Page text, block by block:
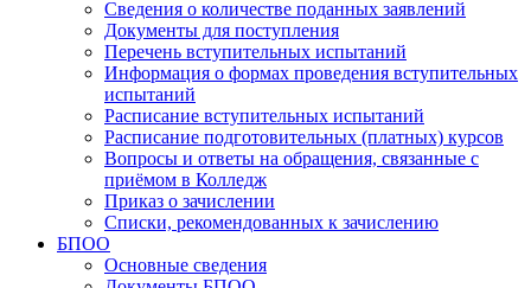
Сведения о количестве поданных заявлений
Документы для поступления
Перечень вступительных испытаний
Информация о формах проведения вступительных
испытаний
Расписание вступительных испытаний
Расписание подготовительных (платных) курсов
Вопросы и ответы на обращения, связанные с
приёмом в Колледж
Приказ о зачислении
Списки, рекомендованных к зачислению
БПОО
Основные сведения